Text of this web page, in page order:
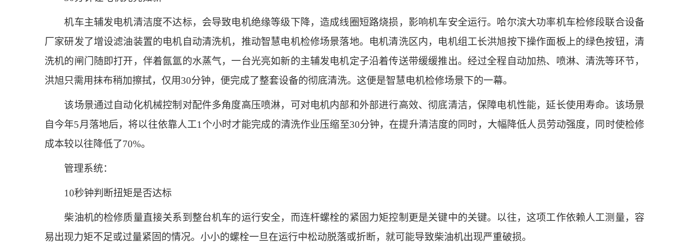
机车主辅发电机清洁度不达标，会导致电机绝缘等级下降，造成线圈短路烧损，影响机车安全运行。哈尔滨大功率机车检修段联合设备
厂家研发了增设滤油装置的电机自动清洗机，推动智慧电机检修场景落地。电机清洗区内，电机组工长洪旭按下操作面板上的绿色按钮，清
洗机的闸门随即打开，伴着氤氲的水蒸气，一台光亮如新的主辅发电机定子沿着传送带缓缓推出。经过全程自动加热、喷淋、清洗等环节，
洪旭只需用抹布稍加擦拭，仅用30分钟，便完成了整套设备的彻底清洗。这便是智慧电机检修场景下的一幕。
该场景通过自动化机械控制对配件多角度高压喷淋，可对电机内部和外部进行高效、彻底清洁，保障电机性能，延长使用寿命。该场景
自今年5月落地后，将以往依靠人工1个小时才能完成的清洗作业压缩至30分钟，在提升清洁度的同时，大幅降低人员劳动强度，同时使检修
成本较以往降低了70%。
管理系统：
10秒钟判断扭矩是否达标
柴油机的检修质量直接关系到整台机车的运行安全，而连杆螺栓的紧固力矩控制更是关键中的关键。以往，这项工作依赖人工测量，容
易出现力矩不足或过量紧固的情况。小小的螺栓一旦在运行中松动脱落或折断，就可能导致柴油机出现严重破损。